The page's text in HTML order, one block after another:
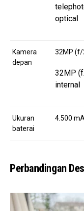
optical
Kamera
depan
32MP (f/
32MP
internal
Ukuran
baterai
4.500
Perbandingan